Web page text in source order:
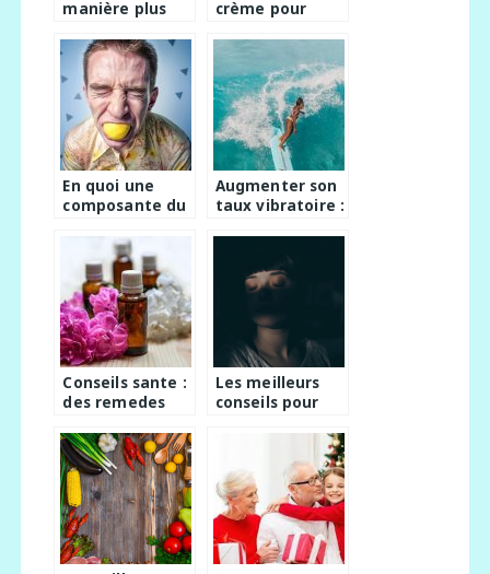
manière plus
réellement
possible ?
crème pour
En quoi une
composante du
elle vous etre
benefique ?
Augmenter son
taux vibratoire :
Conseils sante :
des remedes
efficaces pour
se soigner
Les meilleurs
conseils pour